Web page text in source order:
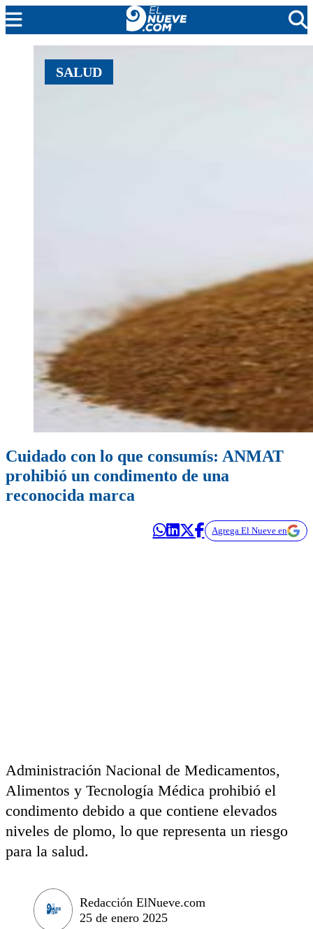
MENDOZA
CADA DÍA
SALUD
Cuidado con lo que consumís: ANMAT
prohibió un condimento de una
reconocida marca
Agrega El Nueve en
Administración Nacional de Medicamentos,
Alimentos y Tecnología Médica prohibió el
condimento debido a que contiene elevados
niveles de plomo, lo que representa un riesgo
para la salud.
Redacción ElNueve.com
25 de enero 2025